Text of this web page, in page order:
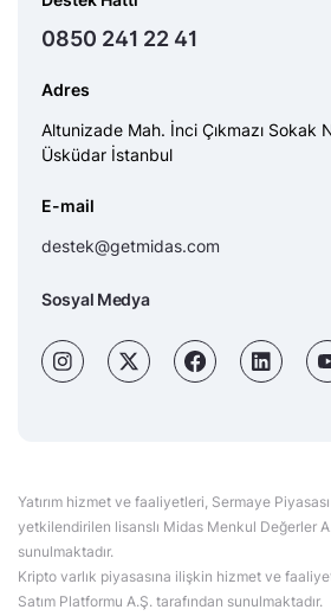
0850 241 22 41
Adres
Altunizade Mah. İnci Çıkmazı Sokak
Üsküdar İstanbul
E-mail
destek@getmidas.com
Sosyal Medya
Yatırım hizmet ve faaliyetleri, Sermaye
yetkilendirilen lisanslı Midas Menkul Değerler
sunulmaktadır.
Kripto varlık piyasasına ilişkin hizmet ve
Satım Platformu A.Ş. tarafından sunulmaktadır.